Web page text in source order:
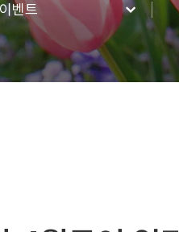
이벤트
벤트
택